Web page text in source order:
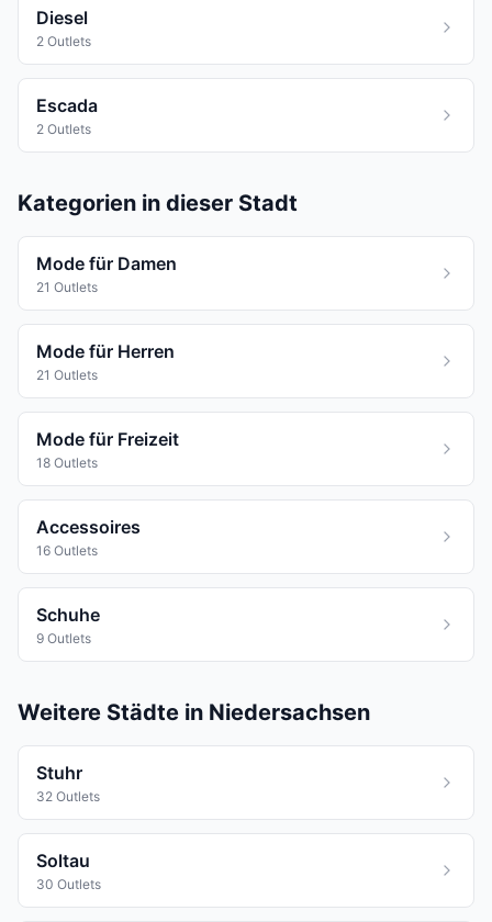
Diesel
2 Outlets
Escada
2 Outlets
Kategorien in dieser Stadt
Mode für Damen
21 Outlets
Mode für Herren
21 Outlets
Mode für Freizeit
18 Outlets
Accessoires
16 Outlets
Schuhe
9 Outlets
Weitere Städte in Niedersachsen
Stuhr
32 Outlets
Soltau
30 Outlets